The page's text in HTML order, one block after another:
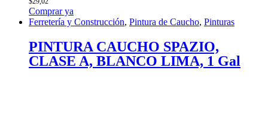
Comprar ya
Ferretería y Construcción, Pintura de Caucho, Pinturas
PINTURA CAUCHO SPAZIO,
CLASE A, BLANCO LIMA, 1 Gal